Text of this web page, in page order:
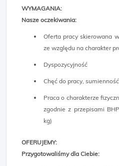
WYMAGANIA:
Nasze oczekiwania:
Oferta pracy skierowana
ze względu na charakter
Dyspozycyjność
Chęć do pracy, sumienność
Praca o charakterze
zgodnie z przepisami
kg)
OFERUJEMY:
Przygotowaliśmy dla Ciebie: